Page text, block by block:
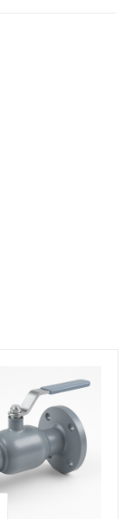
кранов
больших
и на заводе.